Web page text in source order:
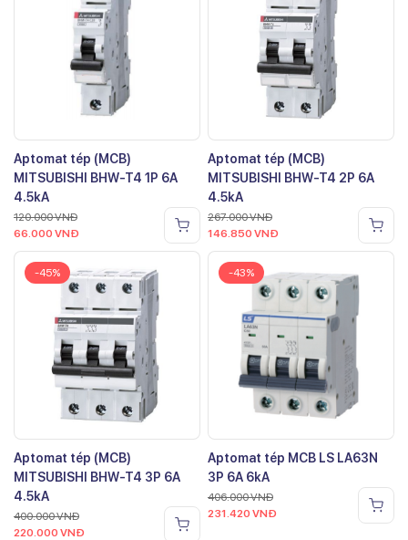
Aptomat tép (MCB)
MITSUBISHI BHW-T4 1P 6A
4.5kA
120.000VNĐ
66.000 VNĐ
Aptomat tép (MCB)
MITSUBISHI BHW-T4 2P 6A
4.5kA
267.000VNĐ
146.850 VNĐ
-45%
Aptomat tép (MCB)
MITSUBISHI BHW-T4 3P 6A
4.5kA
400.000VNĐ
220.000 VNĐ
-43%
Aptomat tép MCB LS LA63N
3P 6A 6kA
406.000VNĐ
231.420 VNĐ